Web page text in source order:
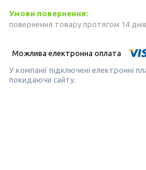
повернення товару протягом 14 днів
У компанії підключені електронні
покидаючи сайту.